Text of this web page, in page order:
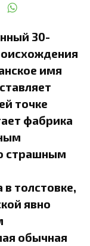
30-
имя
точке
фабрика
страшным
толстовке,
явно
обычная